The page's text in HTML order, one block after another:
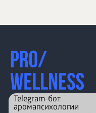
Telegram-бот
аромапсихологии